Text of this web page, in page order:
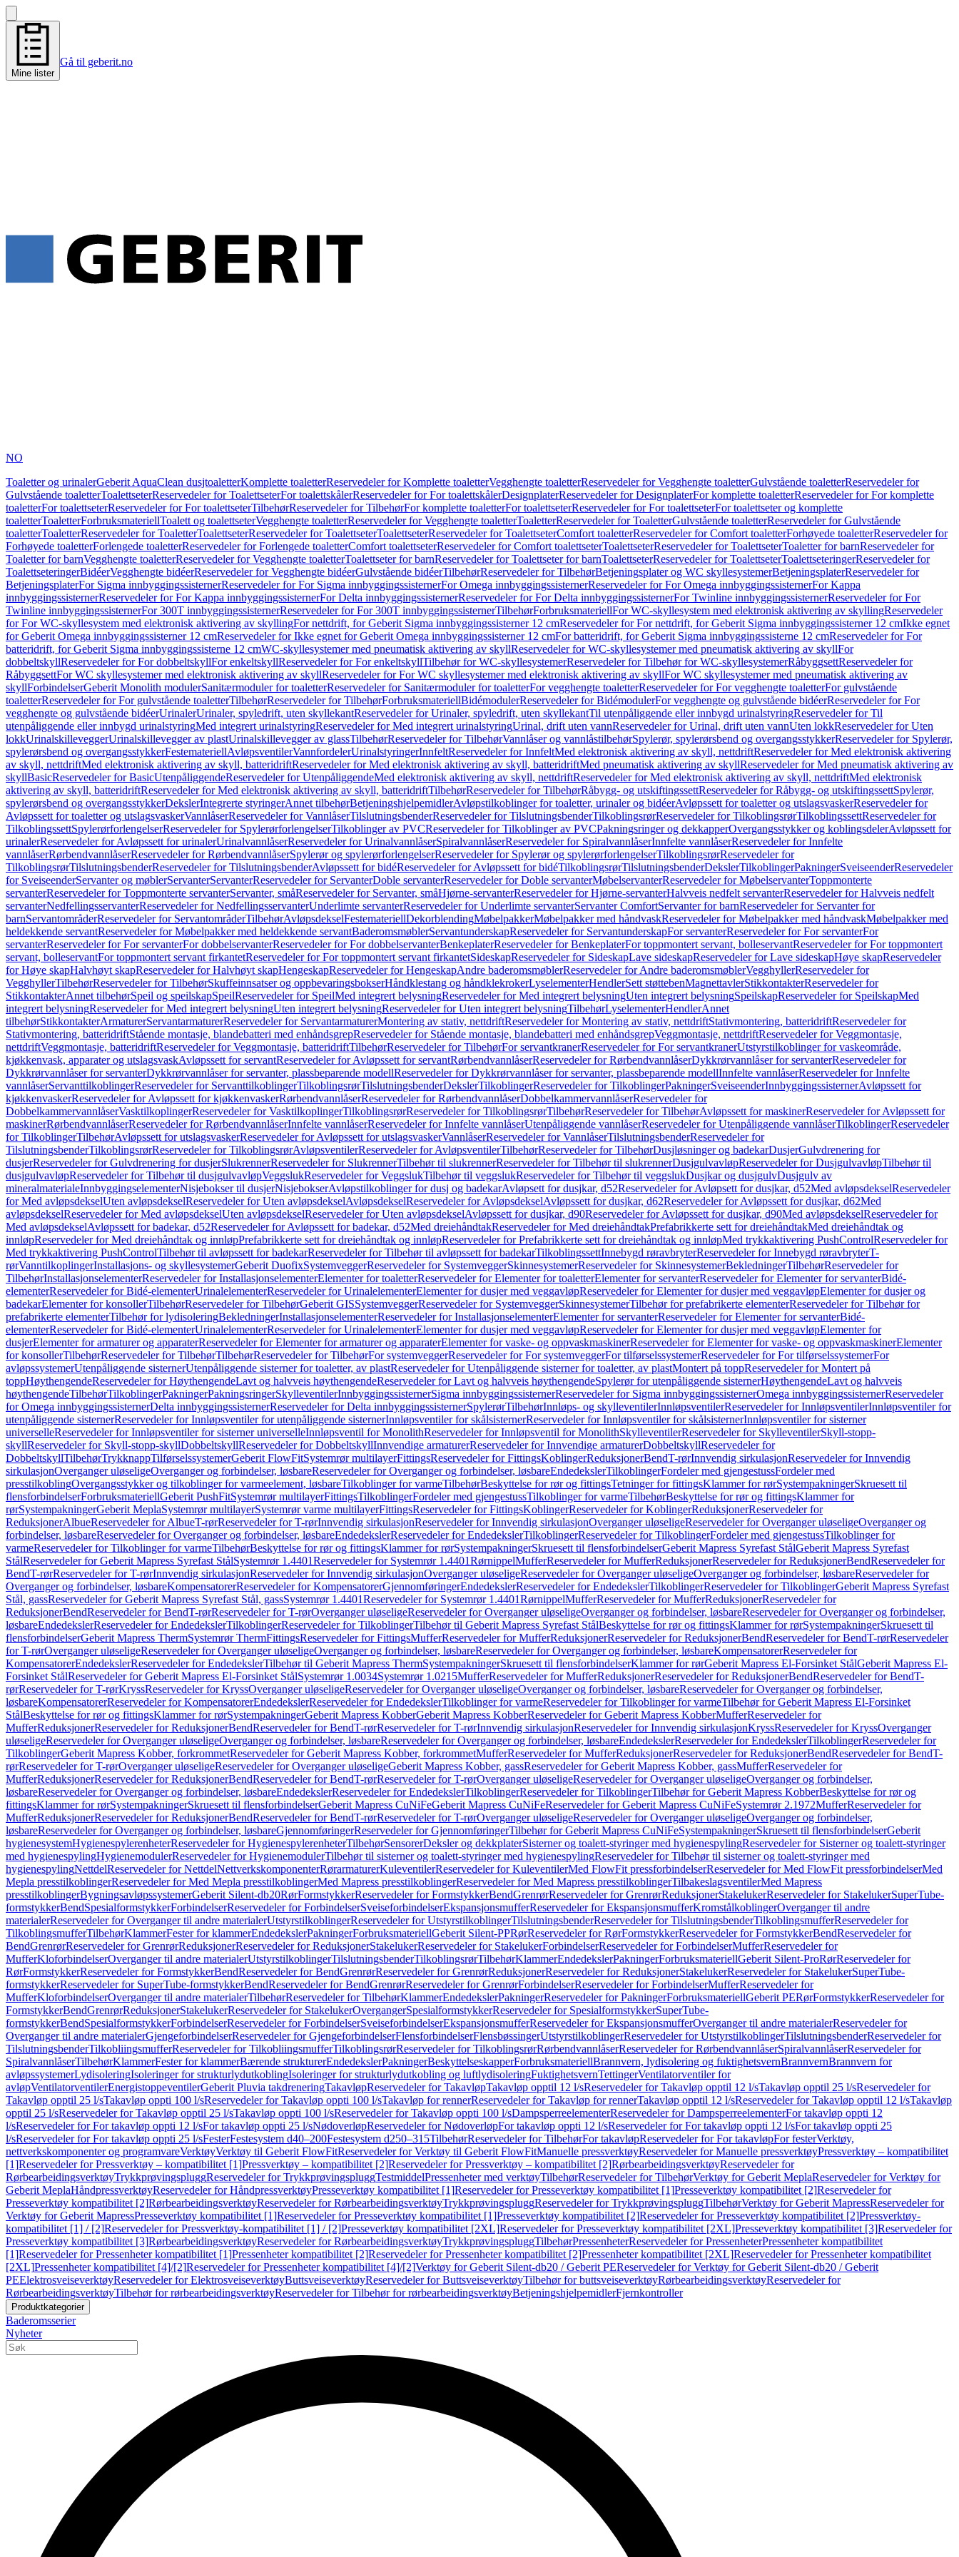
Mine lister
Gå til geberit.no
NO
Toaletter og urinalerGeberit AquaClean dusjtoaletterKomplette toaletterReservedeler for Komplette toaletterVegghengte toaletterReservedeler for Vegghengte toaletterGulvstående toaletterReservedeler for
Gulvstående toaletterToalettseterReservedeler for ToalettseterFor toalettskålerReservedeler for For toalettskålerDesignplaterReservedeler for DesignplaterFor komplette toaletterReservedeler for For komplette
toaletterFor toalettseterReservedeler for For toalettseterTilbehørReservedeler for TilbehørFor komplette toaletterFor toalettseterReservedeler for For toalettseterFor toalettseter og komplette
toaletterToaletterForbruksmateriellToalett og toalettseterVegghengte toaletterReservedeler for Vegghengte toaletterToaletterReservedeler for ToaletterGulvstående toaletterReservedeler for Gulvstående
toaletterToaletterReservedeler for ToaletterToalettseterReservedeler for ToalettseterToalettseterReservedeler for ToalettseterComfort toaletterReservedeler for Comfort toaletterForhøyede toaletterReservedeler for
Forhøyede toaletterForlengede toaletterReservedeler for Forlengede toaletterComfort toalettseterReservedeler for Comfort toalettseterToalettseterReservedeler for ToalettseterToaletter for barnReservedeler for
Toaletter for barnVegghengte toaletterReservedeler for Vegghengte toaletterToalettseter for barnReservedeler for Toalettseter for barnToalettseterReservedeler for ToalettseterToalettseteringerReservedeler for
ToalettseteringerBidéerVegghengte bidéerReservedeler for Vegghengte bidéerGulvstående bidéerTilbehørReservedeler for TilbehørBetjeningsplater og WC skyllesystemerBetjeningsplaterReservedeler for
BetjeningsplaterFor Sigma innbyggingssisternerReservedeler for For Sigma innbyggingssisternerFor Omega innbyggingssisternerReservedeler for For Omega innbyggingssisternerFor Kappa
innbyggingssisternerReservedeler for For Kappa innbyggingssisternerFor Delta innbyggingssisternerReservedeler for For Delta innbyggingssisternerFor Twinline innbyggingssisternerReservedeler for For
Twinline innbyggingssisternerFor 300T innbyggingssisternerReservedeler for For 300T innbyggingssisternerTilbehørForbruksmateriellFor WC-skyllesystem med elektronisk aktivering av skyllingReservedeler
for For WC-skyllesystem med elektronisk aktivering av skyllingFor nettdrift, for Geberit Sigma innbyggingssisterner 12 cmReservedeler for For nettdrift, for Geberit Sigma innbyggingssisterner 12 cmIkke egnet
for Geberit Omega innbyggingssisterner 12 cmReservedeler for Ikke egnet for Geberit Omega innbyggingssisterner 12 cmFor batteridrift, for Geberit Sigma innbyggingssisterne 12 cmReservedeler for For
batteridrift, for Geberit Sigma innbyggingssisterne 12 cmWC-skyllesystemer med pneumatisk aktivering av skyllReservedeler for WC-skyllesystemer med pneumatisk aktivering av skyllFor
dobbeltskyllReservedeler for For dobbeltskyllFor enkeltskyllReservedeler for For enkeltskyllTilbehør for WC-skyllesystemerReservedeler for Tilbehør for WC-skyllesystemerRåbyggsettReservedeler for
RåbyggsettFor WC skyllesystemer med elektronisk aktivering av skyllReservedeler for For WC skyllesystemer med elektronisk aktivering av skyllFor WC skyllesystemer med pneumatisk aktivering av
skyllForbindelserGeberit Monolith modulerSanitærmoduler for toaletterReservedeler for Sanitærmoduler for toaletterFor vegghengte toaletterReservedeler for For vegghengte toaletterFor gulvstående
toaletterReservedeler for For gulvstående toaletterTilbehørReservedeler for TilbehørForbruksmateriellBidémodulerReservedeler for BidémodulerFor vegghengte og gulvstående bidéerReservedeler for For
vegghengte og gulvstående bidéerUrinalerUrinaler, spyledrift, uten skyllekantReservedeler for Urinaler, spyledrift, uten skyllekantTil utenpåliggende eller innbygd urinalstyringReservedeler for Til
utenpåliggende eller innbygd urinalstyringMed integrert urinalstyringReservedeler for Med integrert urinalstyringUrinal, drift uten vannReservedeler for Urinal, drift uten vannUten lokkReservedeler for Uten
lokkUrinalskilleveggerUrinalskillevegger av plastUrinalskillevegger av glassTilbehørReservedeler for TilbehørVannlåser og vannlåstilbehørSpylerør, spylerørsbend og overgangsstykkerReservedeler for Spylerør,
spylerørsbend og overgangsstykkerFestemateriellAvløpsventilerVannfordelerUrinalstyringerInnfeltReservedeler for InnfeltMed elektronisk aktivering av skyll, nettdriftReservedeler for Med elektronisk aktivering
av skyll, nettdriftMed elektronisk aktivering av skyll, batteridriftReservedeler for Med elektronisk aktivering av skyll, batteridriftMed pneumatisk aktivering av skyllReservedeler for Med pneumatisk aktivering av
skyllBasicReservedeler for BasicUtenpåliggendeReservedeler for UtenpåliggendeMed elektronisk aktivering av skyll, nettdriftReservedeler for Med elektronisk aktivering av skyll, nettdriftMed elektronisk
aktivering av skyll, batteridriftReservedeler for Med elektronisk aktivering av skyll, batteridriftTilbehørReservedeler for TilbehørRåbygg- og utskiftingssettReservedeler for Råbygg- og utskiftingssettSpylerør,
spylerørsbend og overgangsstykkerDekslerIntegrerte styringerAnnet tilbehørBetjeningshjelpemidlerAvløpstilkoblinger for toaletter, urinaler og bidéerAvløpssett for toaletter og utslagsvaskerReservedeler for
Avløpssett for toaletter og utslagsvaskerVannlåserReservedeler for VannlåserTilslutningsbenderReservedeler for TilslutningsbenderTilkoblingsrørReservedeler for TilkoblingsrørTilkoblingssettReservedeler for
TilkoblingssettSpylerørforlengelserReservedeler for SpylerørforlengelserTilkoblinger av PVCReservedeler for Tilkoblinger av PVCPakningsringer og dekkapperOvergangsstykker og koblingsdelerAvløpssett for
urinalerReservedeler for Avløpssett for urinalerUrinalvannlåserReservedeler for UrinalvannlåserSpiralvannlåserReservedeler for SpiralvannlåserInnfelte vannlåserReservedeler for Innfelte
vannlåserRørbendvannlåserReservedeler for RørbendvannlåserSpylerør og spylerørforlengelserReservedeler for Spylerør og spylerørforlengelserTilkoblingsrørReservedeler for
TilkoblingsrørTilslutningsbenderReservedeler for TilslutningsbenderAvløpssett for bidéReservedeler for Avløpssett for bidéTilkoblingsrørTilslutningsbenderDekslerTilkoblingerPakningerSveiseenderReservedeler
for SveiseenderServanter og møblerServanterServanterReservedeler for ServanterDoble servanterReservedeler for Doble servanterMøbelservanterReservedeler for MøbelservanterToppmonterte
servanterReservedeler for Toppmonterte servanterServanter, småReservedeler for Servanter, småHjørne-servanterReservedeler for Hjørne-servanterHalvveis nedfelt servanterReservedeler for Halvveis nedfelt
servanterNedfellingsservanterReservedeler for NedfellingsservanterUnderlimte servanterReservedeler for Underlimte servanterServanter ComfortServanter for barnReservedeler for Servanter for
barnServantområderReservedeler for ServantområderTilbehørAvløpsdekselFestemateriellDekorblendingMøbelpakkerMøbelpakker med håndvaskReservedeler for Møbelpakker med håndvaskMøbelpakker med
heldekkende servantReservedeler for Møbelpakker med heldekkende servantBaderomsmøblerServantunderskapReservedeler for ServantunderskapFor servanterReservedeler for For servanterFor
servanterReservedeler for For servanterFor dobbelservanterReservedeler for For dobbelservanterBenkeplaterReservedeler for BenkeplaterFor toppmontert servant, bolleservantReservedeler for For toppmontert
servant, bolleservantFor toppmontert servant firkantetReservedeler for For toppmontert servant firkantetSideskapReservedeler for SideskapLave sideskapReservedeler for Lave sideskapHøye skapReservedeler
for Høye skapHalvhøyt skapReservedeler for Halvhøyt skapHengeskapReservedeler for HengeskapAndre baderomsmøblerReservedeler for Andre baderomsmøblerVegghyllerReservedeler for
VegghyllerTilbehørReservedeler for TilbehørSkuffeinnsatser og oppbevaringsbokserHåndklestang og håndklekrokerLyselementerHendlerSett støttebenMagnettavlerStikkontakterReservedeler for
StikkontakterAnnet tilbehørSpeil og speilskapSpeilReservedeler for SpeilMed integrert belysningReservedeler for Med integrert belysningUten integrert belysningSpeilskapReservedeler for SpeilskapMed
integrert belysningReservedeler for Med integrert belysningUten integrert belysningReservedeler for Uten integrert belysningTilbehørLyselementerHendlerAnnet
tilbehørStikkontakterArmaturerServantarmaturerReservedeler for ServantarmaturerMontering av stativ, nettdriftReservedeler for Montering av stativ, nettdriftStativmontering, batteridriftReservedeler for
Stativmontering, batteridriftStående montasje, blandebatteri med enhåndsgrepReservedeler for Stående montasje, blandebatteri med enhåndsgrepVeggmontasje, nettdriftReservedeler for Veggmontasje,
nettdriftVeggmontasje, batteridriftReservedeler for Veggmontasje, batteridriftTilbehørReservedeler for TilbehørFor servantkranerReservedeler for For servantkranerUtstyrstilkoblinger for vaskeområde,
kjøkkenvask, apparater og utslagsvaskAvløpssett for servantReservedeler for Avløpssett for servantRørbendvannlåserReservedeler for RørbendvannlåserDykkrørvannlåser for servanterReservedeler for
Dykkrørvannlåser for servanterDykkrørvannlåser for servanter, plassbeparende modellReservedeler for Dykkrørvannlåser for servanter, plassbeparende modellInnfelte vannlåserReservedeler for Innfelte
vannlåserServanttilkoblingerReservedeler for ServanttilkoblingerTilkoblingsrørTilslutningsbenderDekslerTilkoblingerReservedeler for TilkoblingerPakningerSveiseenderInnbyggingssisternerAvløpssett for
kjøkkenvaskerReservedeler for Avløpssett for kjøkkenvaskerRørbendvannlåserReservedeler for RørbendvannlåserDobbelkammervannlåserReservedeler for
DobbelkammervannlåserVasktilkoplingerReservedeler for VasktilkoplingerTilkoblingsrørReservedeler for TilkoblingsrørTilbehørReservedeler for TilbehørAvløpssett for maskinerReservedeler for Avløpssett for
maskinerRørbendvannlåserReservedeler for RørbendvannlåserInnfelte vannlåserReservedeler for Innfelte vannlåserUtenpåliggende vannlåserReservedeler for Utenpåliggende vannlåserTilkoblingerReservedeler
for TilkoblingerTilbehørAvløpssett for utslagsvaskerReservedeler for Avløpssett for utslagsvaskerVannlåserReservedeler for VannlåserTilslutningsbenderReservedeler for
TilslutningsbenderTilkoblingsrørReservedeler for TilkoblingsrørAvløpsventilerReservedeler for AvløpsventilerTilbehørReservedeler for TilbehørDusjløsninger og badekarDusjerGulvdrenering for
dusjerReservedeler for Gulvdrenering for dusjerSlukrennerReservedeler for SlukrennerTilbehør til slukrennerReservedeler for Tilbehør til slukrennerDusjgulvavløpReservedeler for DusjgulvavløpTilbehør til
dusjgulvavløpReservedeler for Tilbehør til dusjgulvavløpVeggslukReservedeler for VeggslukTilbehør til veggslukReservedeler for Tilbehør til veggslukDusjkar og dusjgulvDusjgulv av
mineralmaterialeInnbyggingselementerNisjebokser til dusjerNisjebokserAvløpstilkoblinger for dusj og badekarAvløpsett for dusjkar, d52Reservedeler for Avløpsett for dusjkar, d52Med avløpsdekselReservedeler
for Med avløpsdekselUten avløpsdekselReservedeler for Uten avløpsdekselAvløpsdekselReservedeler for AvløpsdekselAvløpssett for dusjkar, d62Reservedeler for Avløpssett for dusjkar, d62Med
avløpsdekselReservedeler for Med avløpsdekselUten avløpsdekselReservedeler for Uten avløpsdekselAvløpssett for dusjkar, d90Reservedeler for Avløpssett for dusjkar, d90Med avløpsdekselReservedeler for
Med avløpsdekselAvløpssett for badekar, d52Reservedeler for Avløpssett for badekar, d52Med dreiehåndtakReservedeler for Med dreiehåndtakPrefabrikkerte sett for dreiehåndtakMed dreiehåndtak og
innløpReservedeler for Med dreiehåndtak og innløpPrefabrikkerte sett for dreiehåndtak og innløpReservedeler for Prefabrikkerte sett for dreiehåndtak og innløpMed trykkaktivering PushControlReservedeler for
Med trykkaktivering PushControlTilbehør til avløpssett for badekarReservedeler for Tilbehør til avløpssett for badekarTilkoblingssettInnebygd røravbryterReservedeler for Innebygd røravbryterT-
rørVanntilkoplingerInstallasjons- og skyllesystemerGeberit DuofixSystemveggerReservedeler for SystemveggerSkinnesystemerReservedeler for SkinnesystemerBekledningerTilbehørReservedeler for
TilbehørInstallasjonselementerReservedeler for InstallasjonselementerElementer for toaletterReservedeler for Elementer for toaletterElementer for servanterReservedeler for Elementer for servanterBidé-
elementerReservedeler for Bidé-elementerUrinalelementerReservedeler for UrinalelementerElementer for dusjer med veggavløpReservedeler for Elementer for dusjer med veggavløpElementer for dusjer og
badekarElementer for konsollerTilbehørReservedeler for TilbehørGeberit GISSystemveggerReservedeler for SystemveggerSkinnesystemerTilbehør for prefabrikerte elementerReservedeler for Tilbehør for
prefabrikerte elementerTilbehør for lydisoleringBekledningerInstallasjonselementerReservedeler for InstallasjonselementerElementer for servanterReservedeler for Elementer for servanterBidé-
elementerReservedeler for Bidé-elementerUrinalelementerReservedeler for UrinalelementerElementer for dusjer med veggavløpReservedeler for Elementer for dusjer med veggavløpElementer for
dusjerElementer for armaturer og apparaterReservedeler for Elementer for armaturer og apparaterElementer for vaske- og oppvaskmaskinerReservedeler for Elementer for vaske- og oppvaskmaskinerElementer
for konsollerTilbehørReservedeler for TilbehørTilbehørReservedeler for TilbehørFor systemveggerReservedeler for For systemveggerFor tilførselssystemerReservedeler for For tilførselssystemerFor
avløpssystemerUtenpåliggende sisternerUtenpåliggende sisterner for toaletter, av plastReservedeler for Utenpåliggende sisterner for toaletter, av plastMontert på toppReservedeler for Montert på
toppHøythengendeReservedeler for HøythengendeLavt og halvveis høythengendeReservedeler for Lavt og halvveis høythengendeSpylerør for utenpåliggende sisternerHøythengendeLavt og halvveis
høythengendeTilbehørTilkoblingerPakningerPakningsringerSkylleventilerInnbyggingssisternerSigma innbyggingssisternerReservedeler for Sigma innbyggingssisternerOmega innbyggingssisternerReservedeler
for Omega innbyggingssisternerDelta innbyggingssisternerReservedeler for Delta innbyggingssisternerSpylerørTilbehørInnløps- og skylleventilerInnløpsventilerReservedeler for InnløpsventilerInnløpsventiler for
utenpåliggende sisternerReservedeler for Innløpsventiler for utenpåliggende sisternerInnløpsventiler for skålsisternerReservedeler for Innløpsventiler for skålsisternerInnløpsventiler for sisterner
universelleReservedeler for Innløpsventiler for sisterner universelleInnløpsventil for MonolithReservedeler for Innløpsventil for MonolithSkylleventilerReservedeler for SkylleventilerSkyll-stopp-
skyllReservedeler for Skyll-stopp-skyllDobbeltskyllReservedeler for DobbeltskyllInnvendige armaturerReservedeler for Innvendige armaturerDobbeltskyllReservedeler for
DobbeltskyllTilbehørTrykknappTilførselssystemerGeberit FlowFitSystemrør multilayerFittingsReservedeler for FittingsKoblingerReduksjonerBendT-rørInnvendig sirkulasjonReservedeler for Innvendig
sirkulasjonOverganger uløseligeOverganger og forbindelser, løsbareReservedeler for Overganger og forbindelser, løsbareEndedekslerTilkoblingerFordeler med gjengestussFordeler med
presstilkoblingOvergangsstykker og tilkoblinger for varmeelement, løsbareTilkoblinger for varmeTilbehørBeskyttelse for rør og fittingsTetninger for fittingsKlammer for rørSystempakningerSkruesett til
flensforbindelserForbruksmateriellGeberit PushFitSystemrør multilayerFittingsTilkoblingerFordeler med gjengestussTilkoblinger for varmeTilbehørBeskyttelse for rør og fittingsKlammer for
rørSystempakningerGeberit MeplaSystemrør multilayerSystemrør varme multilayerFittingsReservedeler for FittingsKoblingerReservedeler for KoblingerReduksjonerReservedeler for
ReduksjonerAlbueReservedeler for AlbueT-rørReservedeler for T-rørInnvendig sirkulasjonReservedeler for Innvendig sirkulasjonOverganger uløseligeReservedeler for Overganger uløseligeOverganger og
forbindelser, løsbareReservedeler for Overganger og forbindelser, løsbareEndedekslerReservedeler for EndedekslerTilkoblingerReservedeler for TilkoblingerFordeler med gjengestussTilkoblinger for
varmeReservedeler for Tilkoblinger for varmeTilbehørBeskyttelse for rør og fittingsKlammer for rørSystempakningerSkruesett til flensforbindelserGeberit Mapress Syrefast StålGeberit Mapress Syrefast
StålReservedeler for Geberit Mapress Syrefast StålSystemrør 1.4401Reservedeler for Systemrør 1.4401RørnippelMufferReservedeler for MufferReduksjonerReservedeler for ReduksjonerBendReservedeler for
BendT-rørReservedeler for T-rørInnvendig sirkulasjonReservedeler for Innvendig sirkulasjonOverganger uløseligeReservedeler for Overganger uløseligeOverganger og forbindelser, løsbareReservedeler for
Overganger og forbindelser, løsbareKompensatorerReservedeler for KompensatorerGjennomføringerEndedekslerReservedeler for EndedekslerTilkoblingerReservedeler for TilkoblingerGeberit Mapress Syrefast
Stål, gassReservedeler for Geberit Mapress Syrefast Stål, gassSystemrør 1.4401Reservedeler for Systemrør 1.4401RørnippelMufferReservedeler for MufferReduksjonerReservedeler for
ReduksjonerBendReservedeler for BendT-rørReservedeler for T-rørOverganger uløseligeReservedeler for Overganger uløseligeOverganger og forbindelser, løsbareReservedeler for Overganger og forbindelser,
løsbareEndedekslerReservedeler for EndedekslerTilkoblingerReservedeler for TilkoblingerTilbehør til Geberit Mapress Syrefast StålBeskyttelse for rør og fittingsKlammer for rørSystempakningerSkruesett til
flensforbindelserGeberit Mapress ThermSystemrør ThermFittingsReservedeler for FittingsMufferReservedeler for MufferReduksjonerReservedeler for ReduksjonerBendReservedeler for BendT-rørReservedeler
for T-rørOverganger uløseligeReservedeler for Overganger uløseligeOverganger og forbindelser, løsbareReservedeler for Overganger og forbindelser, løsbareKompensatorerReservedeler for
KompensatorerEndedekslerReservedeler for EndedekslerTilbehør til Geberit Mapress ThermSystempakningerSkruesett til flensforbindelserKlammer for rørGeberit Mapress El-Forsinket StålGeberit Mapress El-
Forsinket StålReservedeler for Geberit Mapress El-Forsinket StålSystemrør 1.0034Systemrør 1.0215MufferReservedeler for MufferReduksjonerReservedeler for ReduksjonerBendReservedeler for BendT-
rørReservedeler for T-rørKryssReservedeler for KryssOverganger uløseligeReservedeler for Overganger uløseligeOverganger og forbindelser, løsbareReservedeler for Overganger og forbindelser,
løsbareKompensatorerReservedeler for KompensatorerEndedekslerReservedeler for EndedekslerTilkoblinger for varmeReservedeler for Tilkoblinger for varmeTilbehør for Geberit Mapress El-Forsinket
StålBeskyttelse for rør og fittingsKlammer for rørSystempakningerGeberit Mapress KobberGeberit Mapress KobberReservedeler for Geberit Mapress KobberMufferReservedeler for
MufferReduksjonerReservedeler for ReduksjonerBendReservedeler for BendT-rørReservedeler for T-rørInnvendig sirkulasjonReservedeler for Innvendig sirkulasjonKryssReservedeler for KryssOverganger
uløseligeReservedeler for Overganger uløseligeOverganger og forbindelser, løsbareReservedeler for Overganger og forbindelser, løsbareEndedekslerReservedeler for EndedekslerTilkoblingerReservedeler for
TilkoblingerGeberit Mapress Kobber, forkrommetReservedeler for Geberit Mapress Kobber, forkrommetMufferReservedeler for MufferReduksjonerReservedeler for ReduksjonerBendReservedeler for BendT-
rørReservedeler for T-rørOverganger uløseligeReservedeler for Overganger uløseligeGeberit Mapress Kobber, gassReservedeler for Geberit Mapress Kobber, gassMufferReservedeler for
MufferReduksjonerReservedeler for ReduksjonerBendReservedeler for BendT-rørReservedeler for T-rørOverganger uløseligeReservedeler for Overganger uløseligeOverganger og forbindelser,
løsbareReservedeler for Overganger og forbindelser, løsbareEndedekslerReservedeler for EndedekslerTilkoblingerReservedeler for TilkoblingerTilbehør for Geberit Mapress KobberBeskyttelse for rør og
fittingsKlammer for rørSystempakningerSkruesett til flensforbindelserGeberit Mapress CuNiFeGeberit Mapress CuNiFeReservedeler for Geberit Mapress CuNiFeSystemrør 2.1972MufferReservedeler for
MufferReduksjonerReservedeler for ReduksjonerBendReservedeler for BendT-rørReservedeler for T-rørOverganger uløseligeReservedeler for Overganger uløseligeOverganger og forbindelser,
løsbareReservedeler for Overganger og forbindelser, løsbareGjennomføringerReservedeler for GjennomføringerTilbehør for Geberit Mapress CuNiFeSystempakningerSkruesett til flensforbindelserGeberit
hygienesystemHygienespylerenheterReservedeler for HygienespylerenheterTilbehørSensorerDeksler og dekkplaterSisterner og toalett-styringer med hygienespylingReservedeler for Sisterner og toalett-styringer
med hygienespylingHygienemodulerReservedeler for HygienemodulerTilbehør til sisterner og toalett-styringer med hygienespylingReservedeler for Tilbehør til sisterner og toalett-styringer med
hygienespylingNettdelReservedeler for NettdelNettverkskomponenterRørarmaturerKuleventilerReservedeler for KuleventilerMed FlowFit pressforbindelserReservedeler for Med FlowFit pressforbindelserMed
Mepla presstilkoblingerReservedeler for Med Mepla presstilkoblingerMed Mapress presstilkoblingerReservedeler for Med Mapress presstilkoblingerTilbakeslagsventilerMed Mapress
presstilkoblingerBygningsavløpssystemerGeberit Silent-db20RørFormstykkerReservedeler for FormstykkerBendGrenrørReservedeler for GrenrørReduksjonerStakelukerReservedeler for StakelukerSuperTube-
formstykkerBendSpesialformstykkerForbindelserReservedeler for ForbindelserSveiseforbindelserEkspansjonsmufferReservedeler for EkspansjonsmufferKromstålkoblingerOverganger til andre
materialerReservedeler for Overganger til andre materialerUtstyrstilkoblingerReservedeler for UtstyrstilkoblingerTilslutningsbenderReservedeler for TilslutningsbenderTilkoblingsmufferReservedeler for
TilkoblingsmufferTilbehørKlammerFester for klammerEndedekslerPakningerForbruksmateriellGeberit Silent-PPRørReservedeler for RørFormstykkerReservedeler for FormstykkerBendReservedeler for
BendGrenrørReservedeler for GrenrørReduksjonerReservedeler for ReduksjonerStakelukerReservedeler for StakelukerForbindelserReservedeler for ForbindelserMufferReservedeler for
MufferKloforbindelserOverganger til andre materialerUtstyrstilkoblingerTilslutningsbenderTilkoblingsrørTilbehørKlammerEndedekslerPakningerForbruksmateriellGeberit Silent-ProRørReservedeler for
RørFormstykkerReservedeler for FormstykkerBendReservedeler for BendGrenrørReservedeler for GrenrørReduksjonerReservedeler for ReduksjonerStakelukerReservedeler for StakelukerSuperTube-
formstykkerReservedeler for SuperTube-formstykkerBendReservedeler for BendGrenrørReservedeler for GrenrørForbindelserReservedeler for ForbindelserMufferReservedeler for
MufferKloforbindelserOverganger til andre materialerTilbehørReservedeler for TilbehørKlammerEndedekslerPakningerReservedeler for PakningerForbruksmateriellGeberit PERørFormstykkerReservedeler for
FormstykkerBendGrenrørReduksjonerStakelukerReservedeler for StakelukerOvergangerSpesialformstykkerReservedeler for SpesialformstykkerSuperTube-
formstykkerBendSpesialformstykkerForbindelserReservedeler for ForbindelserSveiseforbindelserEkspansjonsmufferReservedeler for EkspansjonsmufferOverganger til andre materialerReservedeler for
Overganger til andre materialerGjengeforbindelserReservedeler for GjengeforbindelserFlensforbindelserFlensbøssingerUtstyrstilkoblingerReservedeler for UtstyrstilkoblingerTilslutningsbenderReservedeler for
TilslutningsbenderTilkobliingsmufferReservedeler for TilkobliingsmufferTilkoblingsrørReservedeler for TilkoblingsrørRørbendvannlåserReservedeler for RørbendvannlåserSpiralvannlåserReservedeler for
SpiralvannlåserTilbehørKlammerFester for klammerBærende strukturerEndedekslerPakningerBeskyttelseskapperForbruksmateriellBrannvern, lydisolering og fuktighetsvernBrannvernBrannvern for
avløpssystemerLydisoleringIsoleringer for strukturlydutkoblingIsoleringer for strukturlydutkobling og luftlydisoleringFuktighetsvernTettingerVentilatorventiler for
avløpVentilatorventilerEnergistoppeventilerGeberit Pluvia takdreneringTakavløpReservedeler for TakavløpTakavløp opptil 12 l/sReservedeler for Takavløp opptil 12 l/sTakavløp opptil 25 l/sReservedeler for
Takavløp opptil 25 l/sTakavløp oppti 100 l/sReservedeler for Takavløp oppti 100 l/sTakavløp for rennerReservedeler for Takavløp for rennerTakavløp opptil 12 l/sReservedeler for Takavløp opptil 12 l/sTakavløp
opptil 25 l/sReservedeler for Takavløp opptil 25 l/sTakavløp oppti 100 l/sReservedeler for Takavløp oppti 100 l/sDampsperreelementerReservedeler for DampsperreelementerFor takavløp oppti 12
l/sReservedeler for For takavløp oppti 12 l/sFor takavløp oppti 25 l/sNødoverløpReservedeler for NødoverløpFor takavløp oppti 12 l/sReservedeler for For takavløp oppti 12 l/sFor takavløp oppti 25
l/sReservedeler for For takavløp oppti 25 l/sFesterFestesystem d40–200Festesystem d250–315TilbehørReservedeler for TilbehørFor takavløpReservedeler for For takavløpFor festerVerktøy,
nettverkskomponenter og programvareVerktøyVerktøy til Geberit FlowFitReservedeler for Verktøy til Geberit FlowFitManuelle pressverktøyReservedeler for Manuelle pressverktøyPressverktøy – kompatibilitet
[1]Reservedeler for Pressverktøy – kompatibilitet [1]Pressverktøy – kompatibilitet [2]Reservedeler for Pressverktøy – kompatibilitet [2]RørbearbeidingsverktøyReservedeler for
RørbearbeidingsverktøyTrykkprøvingspluggReservedeler for TrykkprøvingspluggTestmiddelPressenheter med verktøyTilbehørReservedeler for TilbehørVerktøy for Geberit MeplaReservedeler for Verktøy for
Geberit MeplaHåndpressverktøyReservedeler for HåndpressverktøyPresseverktøy kompatibilitet [1]Reservedeler for Presseverktøy kompatibilitet [1]Presseverktøy kompatibilitet [2]Reservedeler for
Presseverktøy kompatibilitet [2]RørbearbeidingsverktøyReservedeler for RørbearbeidingsverktøyTrykkprøvingspluggReservedeler for TrykkprøvingspluggTilbehørVerktøy for Geberit MapressReservedeler for
Verktøy for Geberit MapressPresseverktøy kompatibilitet [1]Reservedeler for Presseverktøy kompatibilitet [1]Presseverktøy kompatibilitet [2]Reservedeler for Presseverktøy kompatibilitet [2]Pressverktøy-
kompatibilitet [1] / [2]Reservedeler for Pressverktøy-kompatibilitet [1] / [2]Presseverktøy kompatibilitet [2XL]Reservedeler for Presseverktøy kompatibilitet [2XL]Presseverktøy kompatibilitet [3]Reservedeler for
Presseverktøy kompatibilitet [3]RørbearbeidingsverktøyReservedeler for RørbearbeidingsverktøyTrykkprøvingspluggTilbehørPressenheterReservedeler for PressenheterPressenheter kompatibilitet
[1]Reservedeler for Pressenheter kompatibilitet [1]Pressenheter kompatibilitet [2]Reservedeler for Pressenheter kompatibilitet [2]Pressenheter kompatibilitet [2XL]Reservedeler for Pressenheter kompatibilitet
[2XL]Pressenheter kompatibilitet [4]/[2]Reservedeler for Pressenheter kompatibilitet [4]/[2]Verktøy for Geberit Silent-db20 / Geberit PEReservedeler for Verktøy for Geberit Silent-db20 / Geberit
PEElektrosveiseverktøyReservedeler for ElektrosveiseverktøyButtsveiseverktøyReservedeler for ButtsveiseverktøyTilbehør for buttsveiseverktøyRørbearbeidingsverktøyReservedeler for
RørbearbeidingsverktøyTilbehør for rørbearbeidingsverktøyReservedeler for Tilbehør for rørbearbeidingsverktøyBetjeningshjelpemidlerFjernkontroller
Produktkategorier
Baderomsserier
Nyheter